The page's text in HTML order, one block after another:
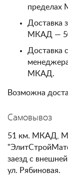
пределах
Доставка
МКАД —
Доставка
МКАД.
Возможна
Самовывоз
51 км. МКАД,
заезд с
ул. Рябиновая.